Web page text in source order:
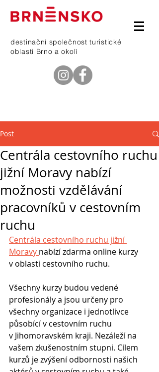
destinační společnost turistické
oblasti Brno a okolí
Post
Centrála cestovního ruchu
jižní Moravy nabízí
možnosti vzdělávání
pracovníků v cestovním
ruchu
Centrála cestovního ruchu jižní
Moravy nabízí zdarma online kurzy
v oblasti cestovního ruchu.
Všechny kurzy budou vedené
profesionály a jsou určeny pro
všechny organizace i jednotlivce
působící v cestovním ruchu
v Jihomoravském kraji. Nezáleží na
vašem zkušenostním stupni. Cílem
kurzů je zvýšení odbornosti našich